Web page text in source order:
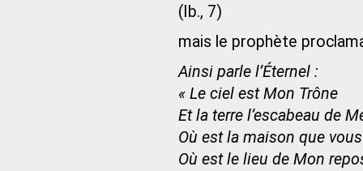
(Ib., 7)
mais le prophète
Ainsi parle l’Éternel :
« Le ciel est Mon Trône
Et la terre l’escabeau de
Où est la maison que
Où est le lieu de Mon